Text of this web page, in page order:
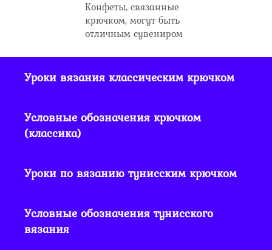
Конфеты, связанные
крючком, могут быть
отличным сувениром
Уроки вязания классическим крючком
Условные обозначения крючком
(классика)
Уроки по вязанию тунисским крючком
Условные обозначения тунисского
вязания